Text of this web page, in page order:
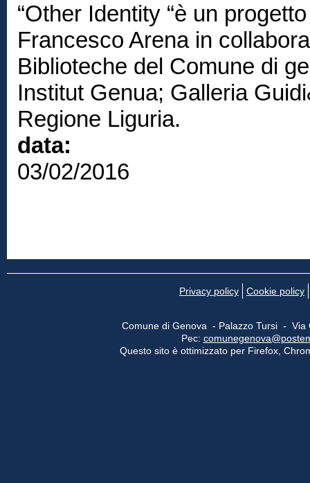
“Other Identity “è un
Francesco Arena in
Biblioteche del Comune di
Institut Genua; Galleria
Regione Liguria.
data:
03/02/2016
Privacy policy Cookie policy
Comune di Genova - Palazzo Tursi -
Pec:
Questo sito è ottimizzato per Firefox,